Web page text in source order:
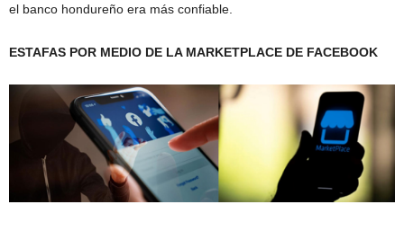
el banco hondureño era más confiable.
ESTAFAS POR MEDIO DE LA MARKETPLACE DE FACEBOOK